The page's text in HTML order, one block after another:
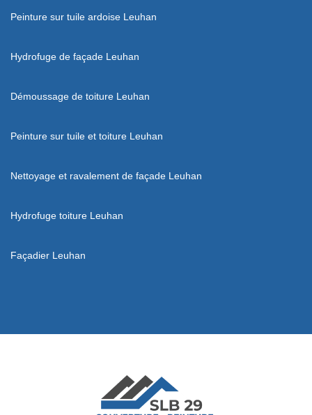
Peinture sur tuile ardoise Leuhan
Hydrofuge de façade Leuhan
Démoussage de toiture Leuhan
Peinture sur tuile et toiture Leuhan
Nettoyage et ravalement de façade Leuhan
Hydrofuge toiture Leuhan
Façadier Leuhan